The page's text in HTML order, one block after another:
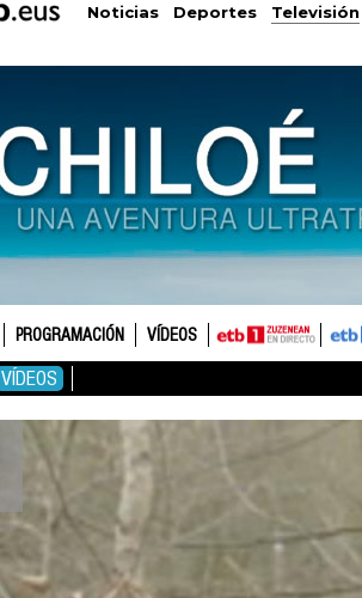
Noticias Deportes Televisión
PROGRAMACIÓN VÍDEOS
VÍDEOS